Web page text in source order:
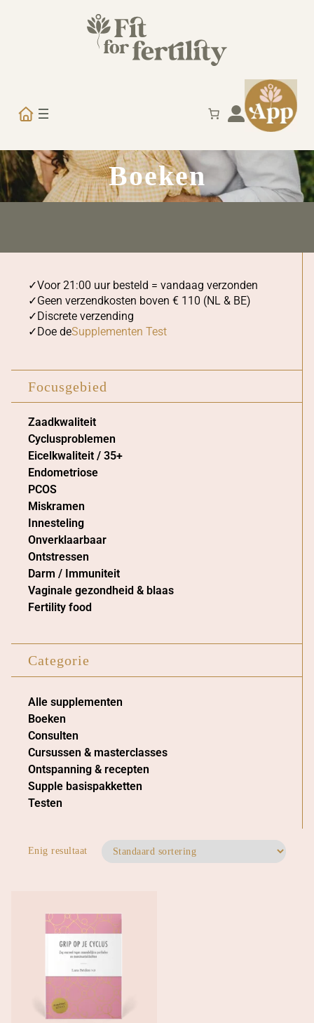
Boeken
Voor 21:00 uur besteld = vandaag verzonden
Geen verzendkosten boven € 110 (NL & BE)
Discrete verzending
Doe deSupplementen Test
Focusgebied
Zaadkwaliteit
Cyclusproblemen
Eicelkwaliteit / 35+
Endometriose
PCOS
Miskramen
Innesteling
Onverklaarbaar
Ontstressen
Darm / Immuniteit
Vaginale gezondheid & blaas
Fertility food
Categorie
Alle supplementen
Boeken
Consulten
Cursussen & masterclasses
Ontspanning & recepten
Supple basispakketten
Testen
Enig resultaat